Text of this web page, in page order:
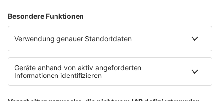
Datenschutz
Datenschutzeinstellungen
Teilnahmebedingungen
RADIO BOB! auf radioplayer.de
Partner
Wacken Radio by RADIO BOB!